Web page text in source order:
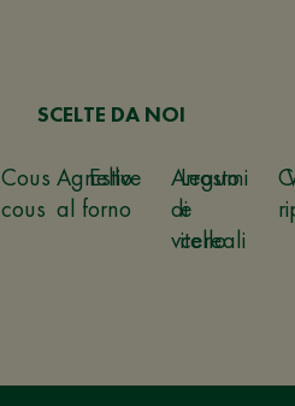
Cous
cous
Estive
Legumi
e
cereali
SCELTE DA NOI
Agnello
al forno
Arrosto
di
vitello